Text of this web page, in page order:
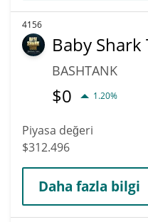
4156
Baby Shark
BASHTANK
$0 1.20%
Piyasa değeri
$312.496
Daha fazla bilgi